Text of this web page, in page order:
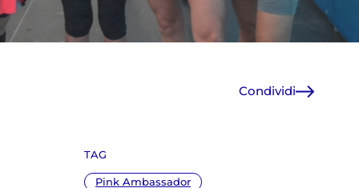
Condividi
TAG
Pink Ambassador